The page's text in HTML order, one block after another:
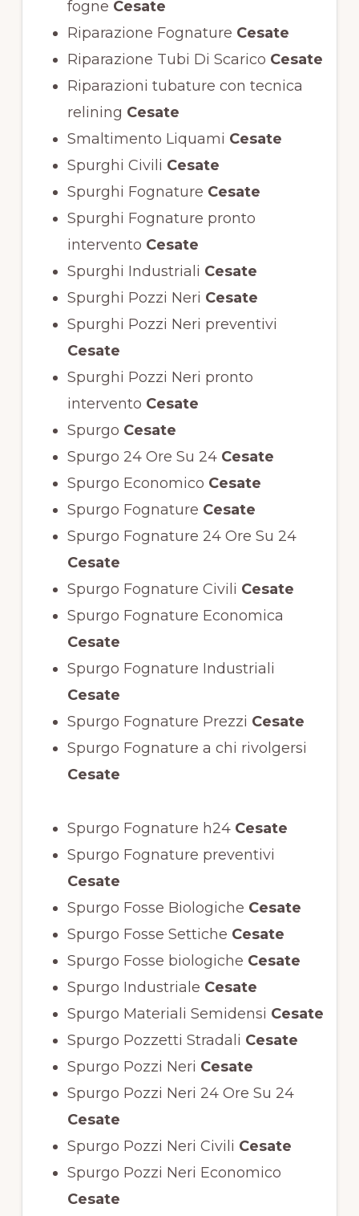
fogne Cesate
Riparazione Fognature Cesate
Riparazione Tubi Di Scarico Cesate
Riparazioni tubature con tecnica
relining Cesate
Smaltimento Liquami Cesate
Spurghi Civili Cesate
Spurghi Fognature Cesate
Spurghi Fognature pronto
intervento Cesate
Spurghi Industriali Cesate
Spurghi Pozzi Neri Cesate
Spurghi Pozzi Neri preventivi
Cesate
Spurghi Pozzi Neri pronto
intervento Cesate
Spurgo Cesate
Spurgo 24 Ore Su 24Cesate
Spurgo Economico Cesate
Spurgo Fognature Cesate
Spurgo Fognature 24 Ore Su 24
Cesate
Spurgo Fognature Civili Cesate
Spurgo Fognature Economica
Cesate
Spurgo Fognature Industriali
Cesate
Spurgo Fognature Prezzi Cesate
Spurgo Fognature a chi rivolgersi
Cesate
Spurgo Fognature h24Cesate
Spurgo Fognature preventivi
Cesate
Spurgo Fosse Biologiche Cesate
Spurgo Fosse Settiche Cesate
Spurgo Fosse biologiche Cesate
Spurgo Industriale Cesate
Spurgo Materiali Semidensi Cesate
Spurgo Pozzetti Stradali Cesate
Spurgo Pozzi Neri Cesate
Spurgo Pozzi Neri 24 Ore Su 24
Cesate
Spurgo Pozzi Neri Civili Cesate
Spurgo Pozzi Neri Economico
Cesate